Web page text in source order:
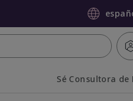
Sé Consultora de